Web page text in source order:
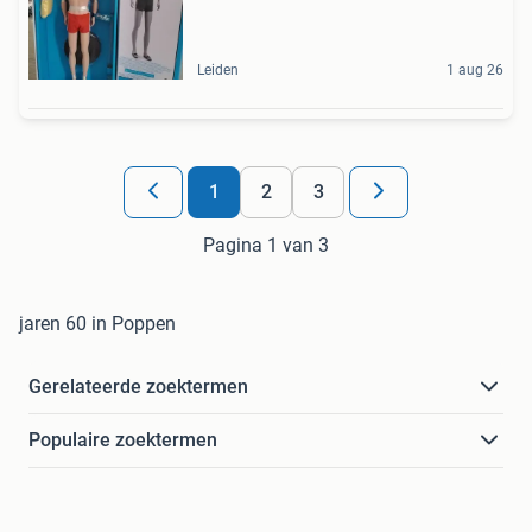
Leiden 1 aug 26
1 2 3
Pagina 1 van 3
jaren 60 in Poppen
Gerelateerde zoektermen
Populaire zoektermen